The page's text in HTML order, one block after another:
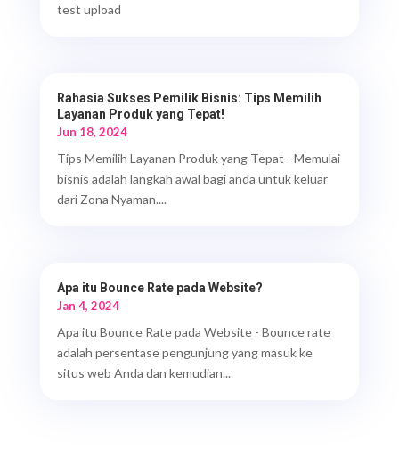
test upload
Rahasia Sukses Pemilik Bisnis: Tips Memilih
Layanan Produk yang Tepat!
Jun 18, 2024
Tips Memilih Layanan Produk yang Tepat - Memulai
bisnis adalah langkah awal bagi anda untuk keluar
dari Zona Nyaman....
Apa itu Bounce Rate pada Website?
Jan 4, 2024
Apa itu Bounce Rate pada Website - Bounce rate
adalah persentase pengunjung yang masuk ke
situs web Anda dan kemudian...